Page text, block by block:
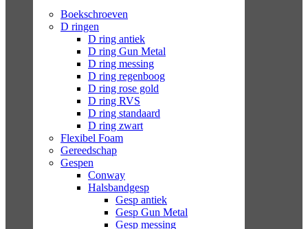
Boekschroeven
D ringen
D ring antiek
D ring Gun Metal
D ring messing
D ring regenboog
D ring rose gold
D ring RVS
D ring standaard
D ring zwart
Flexibel Foam
Gereedschap
Gespen
Conway
Halsbandgesp
Gesp antiek
Gesp Gun Metal
Gesp messing